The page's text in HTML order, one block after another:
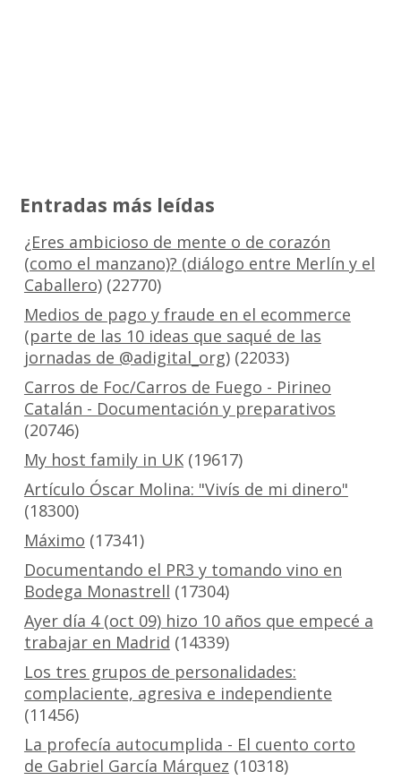
Entradas más leídas
¿Eres ambicioso de mente o de corazón
(como el manzano)? (diálogo entre Merlín y el
Caballero)(22770)
Medios de pago y fraude en el ecommerce
(parte de las 10 ideas que saqué de las
jornadas de @adigital_org)(22033)
Carros de Foc/Carros de Fuego - Pirineo
Catalán - Documentación y preparativos
(20746)
My host family in UK(19617)
Artículo Óscar Molina: "Vivís de mi dinero"
(18300)
Máximo (17341)
Documentando el PR3 y tomando vino en
Bodega Monastrell (17304)
Ayer día 4 (oct 09) hizo 10 años que empecé a
trabajar en Madrid (14339)
Los tres grupos de personalidades:
complaciente, agresiva e independiente
(11456)
La profecía autocumplida - El cuento corto
de Gabriel García Márquez (10318)